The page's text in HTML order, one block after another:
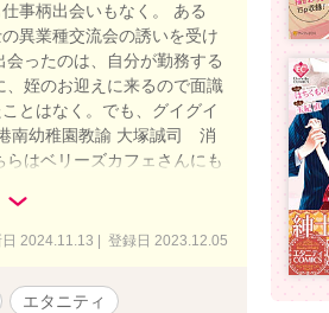
事柄出会いもなく。 ある
異業種交流会の誘いを受け
ったのは、自分が勤務する
姪のお迎えに来るので面識
とはなく。でも、グイグイ
幼稚園教諭 大塚誠司 消
はベリーズカフェさんにも
いては、ベリーズカフェさん
22:00更新 連載開始日
断転載はご遠慮ください。
2024.11.13 | 登録日 2023.12.05
エタニティ